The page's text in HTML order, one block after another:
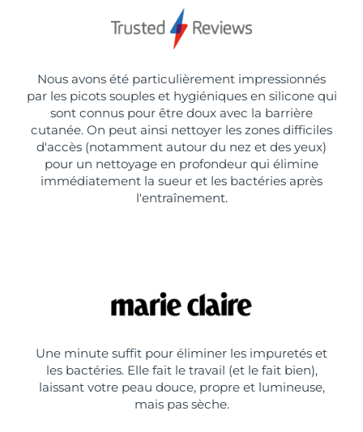
Nous avons été particulièrement impressionnés
par les picots souples et hygiéniques en silicone qui
sont connus pour être doux avec la barrière
cutanée. On peut ainsi nettoyer les zones difficiles
d'accès (notamment autour du nez et des yeux)
pour un nettoyage en profondeur qui élimine
immédiatement la sueur et les bactéries après
l'entraînement.
Une minute suffit pour éliminer les impuretés et
les bactéries. Elle fait le travail (et le fait bien),
laissant votre peau douce, propre et lumineuse,
mais pas sèche.